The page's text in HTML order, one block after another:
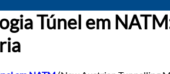
Túnel em